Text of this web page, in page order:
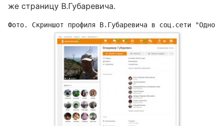
же страницу В.Губаревича.
Фото. Скриншот профиля В.Губаревича в соц.сети